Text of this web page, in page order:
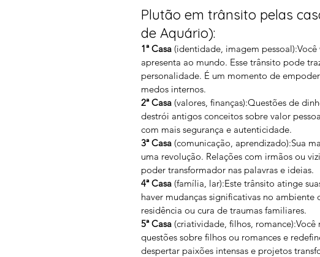
Plutão em trânsito pelas
de Aquário):
1ª Casa (identidade, imagem
apresenta ao mundo. Esse trânsito pode
personalidade. É um momento de
medos internos.
2ª Casa (valores, finanças):Questões de
destrói antigos conceitos sobre valor
com mais segurança e autenticidade.
3ª Casa (comunicação, aprendizado):Sua
uma revolução. Relações com irmãos ou
poder transformador nas palavras e ideias.
4ª Casa (família, lar):Este trânsito atinge
haver mudanças significativas no
residência ou cura de traumas familiares.
5ª Casa (criatividade, filhos, romance):Você
questões sobre filhos ou romances e
despertar paixões intensas e projetos